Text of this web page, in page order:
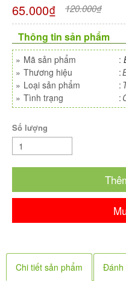
65.000₫
120.000₫
Thông tin sản phẩm
» Mã sản phẩm :
» Thương hiệu :
» Loại sản phẩm :
» Tình trạng :
Số lượng
Chi tiết sản phẩm Đánh